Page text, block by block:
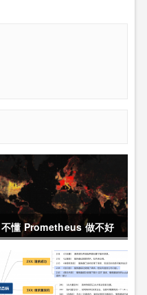
不懂 Prometheus 做不好
运维？那就来看这一篇干货
吧。